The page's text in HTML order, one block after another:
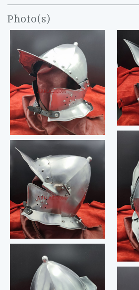
Photo(s)